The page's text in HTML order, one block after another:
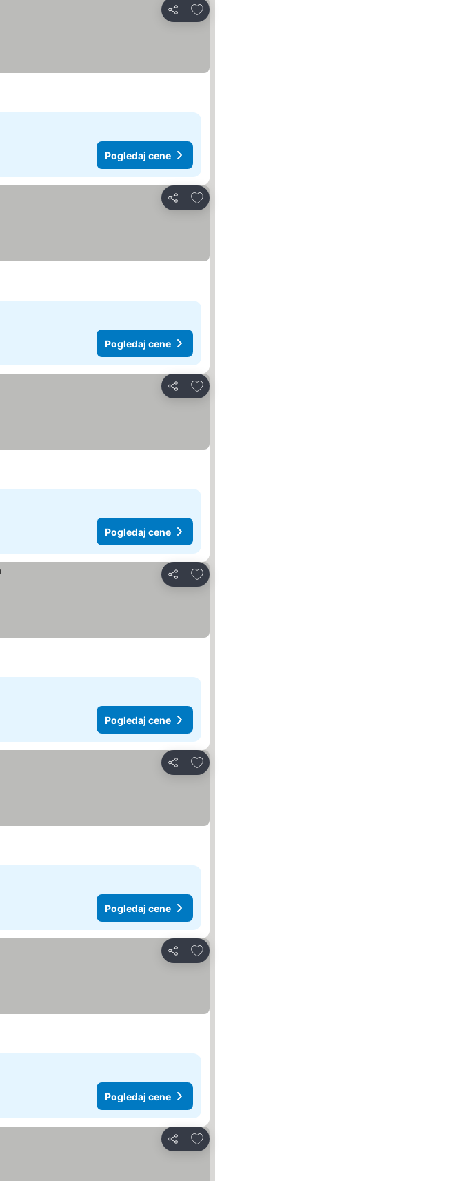
Deli
Dodati u favorite
Pogledaj cene
Deli
Dodati u favorite
Pogledaj cene
Deli
Dodati u favorite
Pogledaj cene
Deli
Dodati u favorite
Pogledaj cene
Deli
Dodati u favorite
Pogledaj cene
Deli
Dodati u favorite
Pogledaj cene
Deli
Dodati u favorite